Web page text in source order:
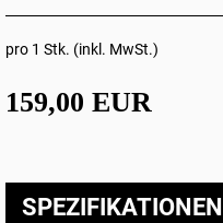
pro 1 Stk. (inkl. MwSt.)
159,00 EUR
SPEZIFIKATIONEN